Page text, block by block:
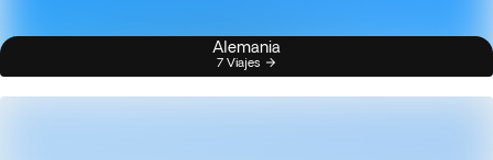
Alemania
7 Viajes